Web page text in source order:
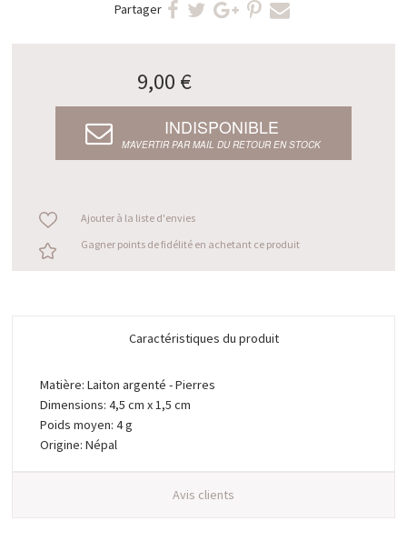
Partager
9,00 €
INDISPONIBLE
M’AVERTIR PAR MAIL DU RETOUR EN STOCK
Ajouter à la liste d'envies
Gagner points de fidélité en achetant ce produit
Caractéristiques du produit
Matière: Laiton argenté - Pierres
Dimensions: 4,5 cm x 1,5 cm
Poids moyen: 4 g
Origine: Népal
Avis clients